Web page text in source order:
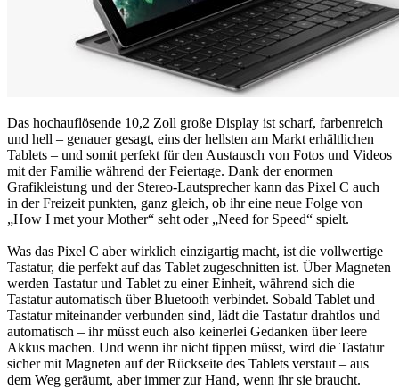
Das hochauflösende 10,2 Zoll große Display ist scharf, farbenreich
und hell – genauer gesagt, eins der hellsten am Markt erhältlichen
Tablets – und somit perfekt für den Austausch von Fotos und Videos
mit der Familie während der Feiertage. Dank der enormen
Grafikleistung und der Stereo-Lautsprecher kann das Pixel C auch
in der Freizeit punkten, ganz gleich, ob ihr eine neue Folge von
„How I met your Mother“ seht oder „Need for Speed“ spielt.
Was das Pixel C aber wirklich einzigartig macht, ist die vollwertige
Tastatur, die perfekt auf das Tablet zugeschnitten ist. Über Magneten
werden Tastatur und Tablet zu einer Einheit, während sich die
Tastatur automatisch über Bluetooth verbindet. Sobald Tablet und
Tastatur miteinander verbunden sind, lädt die Tastatur drahtlos und
automatisch – ihr müsst euch also keinerlei Gedanken über leere
Akkus machen. Und wenn ihr nicht tippen müsst, wird die Tastatur
sicher mit Magneten auf der Rückseite des Tablets verstaut – aus
dem Weg geräumt, aber immer zur Hand, wenn ihr sie braucht.